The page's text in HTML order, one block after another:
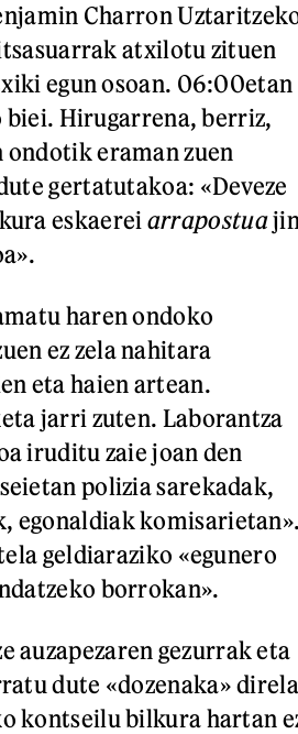
Charron
atxilotu zituen
egun osoan. 06:00etan
biei. Hirugarrena, berriz,
eraman zuen
gertatutakoa: «Deveze
eskaerei arrapostuajin
haren ondoko
ez zela nahitara
eta haien artean.
jarri zuten. Laborantza
iruditu zaie joan den
polizia sarekadak,
egonaldiak komisarietan».
geldiaraziko «egunero
borrokan».
auzapezaren gezurrak eta
dute «dozenaka» direla
kontseilu bilkura hartan